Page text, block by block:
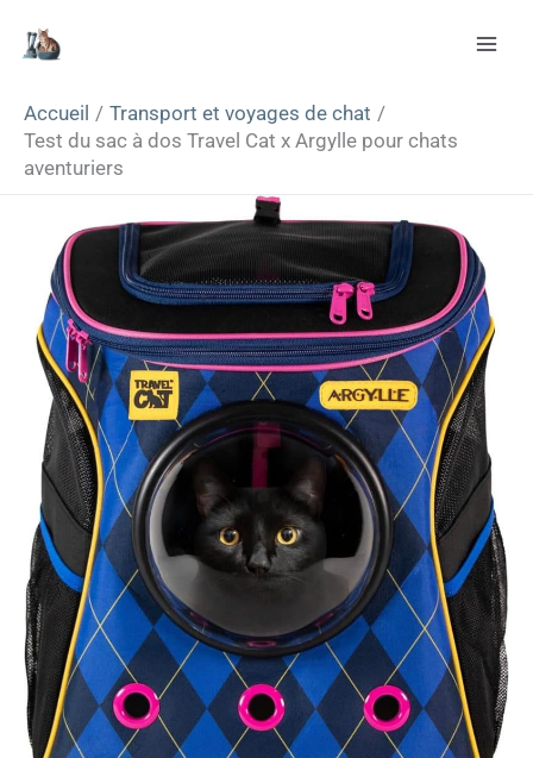
Accueil
Transport et voyages de chat
Test du sac à dos Travel Cat x Argylle pour chats
aventuriers